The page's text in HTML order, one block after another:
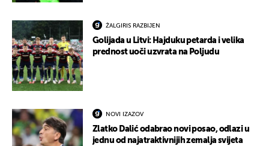
ŽALGIRIS RAZBIJEN
Golijada u Litvi: Hajduku petarda i velika
prednost uoči uzvrata na Poljudu
NOVI IZAZOV
Zlatko Dalić odabrao novi posao, odlazi u
jednu od najatraktivnijih zemalja svijeta